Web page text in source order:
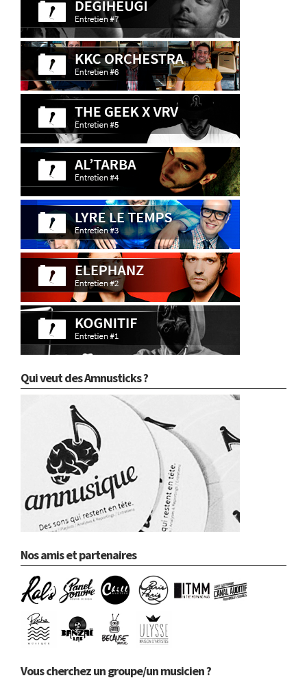
Qui veut des Amnusticks ?
Nos amis et partenaires
Vous cherchez un groupe/un musicien ?